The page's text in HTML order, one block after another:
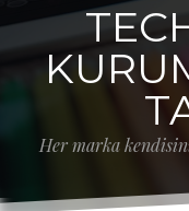
Her marka